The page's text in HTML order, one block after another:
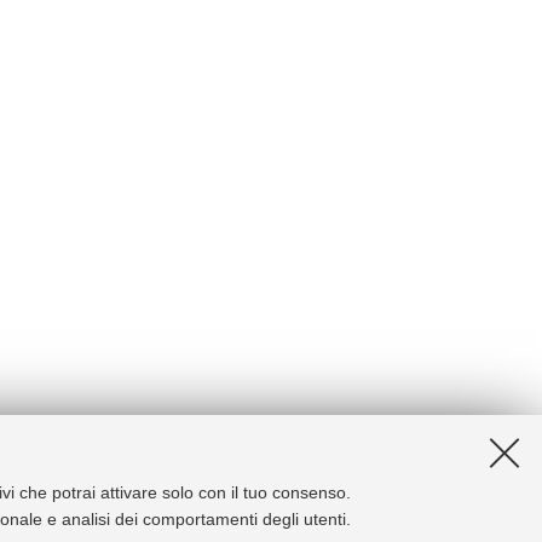
che potrai attivare solo con il tuo consenso.
e analisi dei comportamenti degli utenti.